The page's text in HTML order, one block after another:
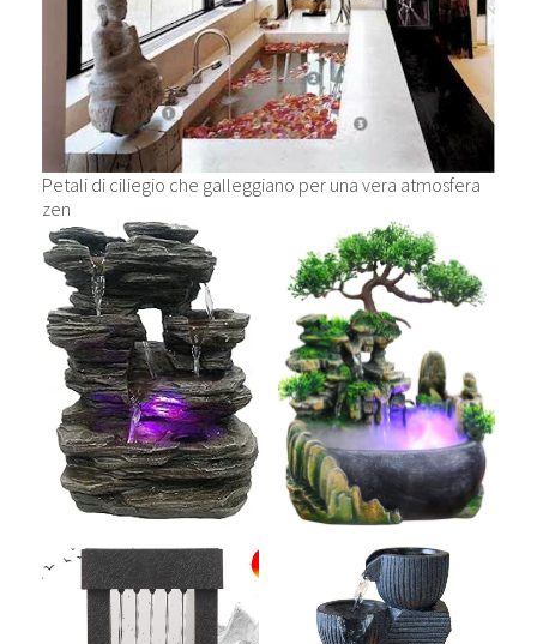
Petali di ciliegio che galleggiano per una vera atmosfera
zen